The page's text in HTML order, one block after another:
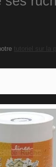
tutoriel sur la